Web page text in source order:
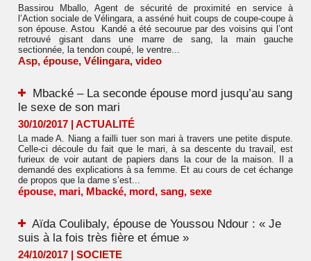
Bassirou Mballo, Agent de sécurité de proximité en service à
l’Action sociale de Vélingara, a asséné huit coups de coupe-coupe à
son épouse. Astou Kandé a été secourue par des voisins qui l’ont
retrouvé gisant dans une marre de sang, la main gauche
sectionnée, la tendon coupé, le ventre...
Asp, épouse, Vélingara, video
Mbacké – La seconde épouse mord jusqu’au sang
le sexe de son mari
30/10/2017 | ACTUALITÉ
La made A. Niang a failli tuer son mari à travers une petite dispute.
Celle-ci découle du fait que le mari, à sa descente du travail, est
furieux de voir autant de papiers dans la cour de la maison. Il a
demandé des explications à sa femme. Et au cours de cet échange
de propos que la dame s’est...
épouse, mari, Mbacké, mord, sang, sexe
Aïda Coulibaly, épouse de Youssou Ndour : « Je
suis à la fois très fière et émue »
24/10/2017 | SOCIETE